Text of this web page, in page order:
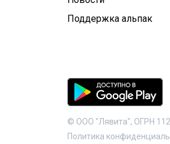
Поддержка альпак
© ООО "Лявита", ОГРН
Политика